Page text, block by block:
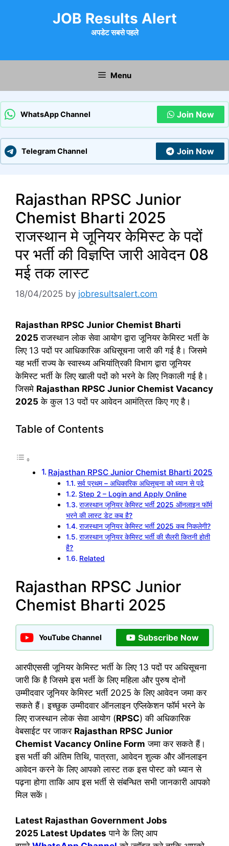
JOB Results Alert
अपडेट सबसे पहले
Menu
WhatsApp Channel Join Now
Telegram Channel Join Now
Rajasthan RPSC Junior
Chemist Bharti 2025
राजस्थान मे जूनियर केमिस्ट के पदों
पर भर्ती की विज्ञप्ति जारी आवेदन 08
मई तक लास्ट
18/04/2025 by jobresultsalert.com
Rajasthan RPSC Junior Chemist Bharti
2025राजस्थान लोक सेवा आयोग द्वारा जूनियर केमिस्ट भर्ती के
लिए 13 पदों पर आधिकारिक अधिसूचना जारी की गई है। जिसमे
यह भर्ती राज्य के स्वास्थ्य अभियांत्रिकी विभाग द्वारा जूनियर
केमिस्ट भर्ती के लिए खाली पदों को भरने के लिए निकाली गई है।
जिसमे Rajasthan RPSC Junior Chemist Vacancy
2025 के कुल 13 पदों पर आवेदन आमंत्रित किए गए है।
Table of Contents
Rajasthan RPSC Junior Chemist Bharti 2025
सर्व प्रथम – अधिकारिक अधिसूचना को ध्यान से पढ़े
Step 2 – Login and Apply Online
राजस्थान जूनियर केमिस्ट भर्ती 2025 ऑनलाइन फॉर्म
भरने की लास्ट डेट कब है?
राजस्थान जूनियर केमिस्ट भर्ती 2025 कब निकलेगी?
राजस्थान जूनियर केमिस्ट भर्ती की सैलरी कितनी होती
है?
Related
Rajasthan RPSC Junior
Chemist Bharti 2025
YouTube Channel Subscribe Now
आरपीएससी जूनियर केमिस्ट भर्ती के लिए 13 पदों पर अधिसूचना
जारी कि है जिसमे इस भर्ती के लिए महिला और पुरुष दोनों
उम्मीदवार जूनियर केमिस्ट भर्ती 2025 के लिए आवेदन जमा कर
सकते हैं। इच्छुक उम्मीदवार ऑनलाइन एप्लिकेशन फॉर्म भरने के
लिए राजस्थान लोक सेवा आयोग (RPSC) की अधिकारिक
वेबसाईट पर जाकर Rajasthan RPSC Junior
Chemist Vacancy Online Form जमा कर सकते हैं।
इस भर्ती की अंतिम तिथि, पात्रता, आवेदन शुल्क और ऑनलाइन
आवेदन करने के लिए आपको लास्ट तक इस पोस्ट को ध्यान से
पढ़ना होगा ताकि आप इस भर्ती से संबन्धित सभी जानकारी आपको
मिल सकें।
Latest Rajasthan Government Jobs
2025 Latest Updates पाने के लिए आप